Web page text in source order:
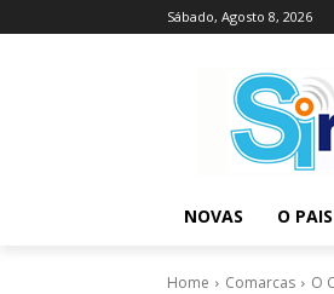
Sábado, Agosto 8, 2026
NOVAS O PAIS
Home Comarcas O